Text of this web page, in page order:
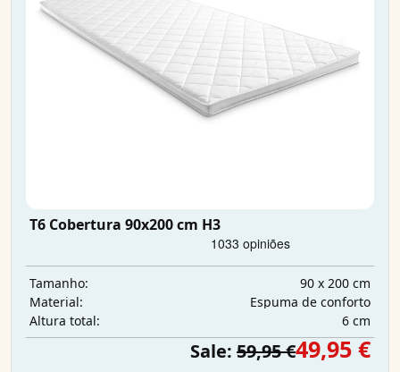
T6 Cobertura 90x200 cm H3
Tamanho:
90 x 200 cm
Material:
Espuma de conforto
Altura total:
6 cm
Sale: 59,95 €49,95 €